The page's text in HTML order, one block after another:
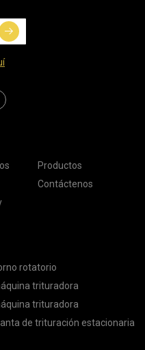
Productos
Contáctenos
rotatorio
trituradora
trituradora
de trituración estacionaria